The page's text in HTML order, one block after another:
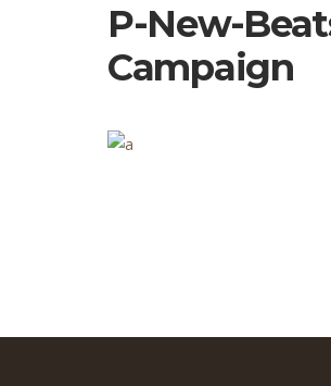
P-New-
Campaign